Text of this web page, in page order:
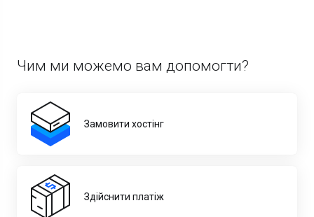
Чим ми можемо вам допомогти?
Замовити хостінг
Здійснити платіж